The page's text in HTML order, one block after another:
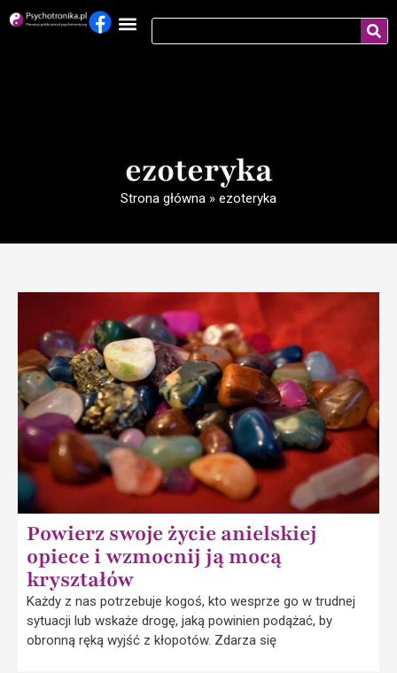
ezoteryka
Strona główna » ezoteryka
Powierz swoje życie anielskiej
opiece i wzmocnij ją mocą
kryształów
Każdy z nas potrzebuje kogoś, kto wesprze go w trudnej
sytuacji lub wskaże drogę, jaką powinien podążać, by
obronną ręką wyjść z kłopotów. Zdarza się